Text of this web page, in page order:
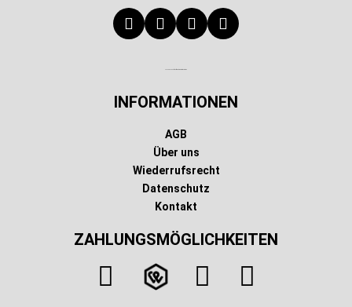
INFORMATIONEN
AGB
Über uns
Wiederrufsrecht
Datenschutz
Kontakt
ZAHLUNGSMÖGLICHKEITEN